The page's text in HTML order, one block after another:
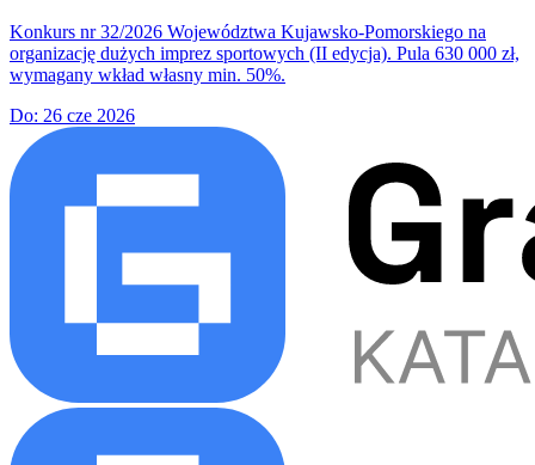
Konkurs nr 32/2026 Województwa Kujawsko-Pomorskiego na
organizację dużych imprez sportowych (II edycja). Pula 630 000 zł,
wymagany wkład własny min. 50%.
Do: 26 cze 2026